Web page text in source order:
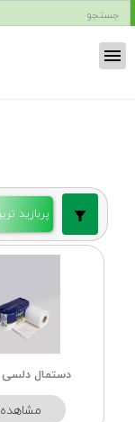
menu
پربازید
دستمال دلسی
مشاهده